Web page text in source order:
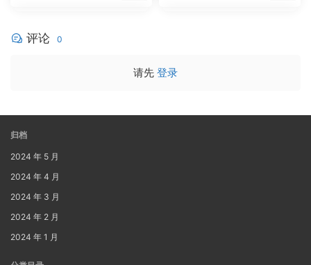
评论 0
请先 登录
归档
2024 年 5 月
2024 年 4 月
2024 年 3 月
2024 年 2 月
2024 年 1 月